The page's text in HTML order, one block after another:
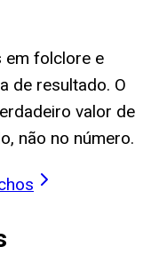
em folclore e
de resultado. O
valor de
não no número.